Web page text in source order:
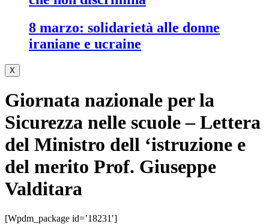
8 marzo: solidarietà alle donne
iraniane e ucraine
X
Giornata nazionale per la
Sicurezza nelle scuole – Lettera
del Ministro dell ‘istruzione e
del merito Prof. Giuseppe
Valditara
[wpdm_package id=’18231′]